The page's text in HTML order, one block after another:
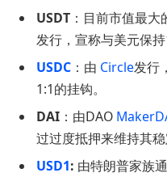
USDT ：目前市值最
发行，宣称与美元保持
USDC ：由 Circle发行
1:1的挂钩。
DAI ：由DAO
过过度抵押来维持其稳
USD1: 由特朗普家族